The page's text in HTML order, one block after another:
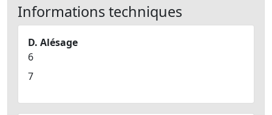
Informations techniques
D. Alésage
6
7